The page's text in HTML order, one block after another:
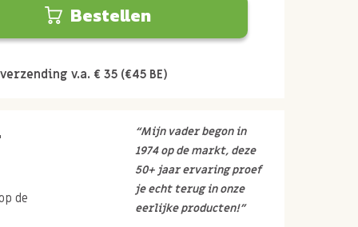
Bestellen
v.a. € 35 (€45 BE)
de
“Mijn vader begon in
1974 op de markt, deze
50+ jaar ervaring proef
je echt terug in onze
eerlijke producten!”